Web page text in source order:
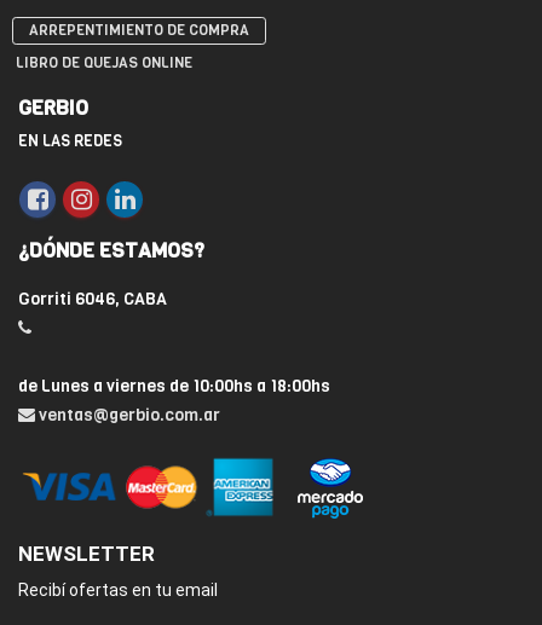
ARREPENTIMIENTO DE COMPRA
LIBRO DE QUEJAS ONLINE
GERBIO
EN LAS REDES
¿DÓNDE ESTAMOS?
Gorriti 6046, CABA
de Lunes a viernes de 10:00hs a 18:00hs
ventas@gerbio.com.ar
NEWSLETTER
Recibí ofertas en tu email